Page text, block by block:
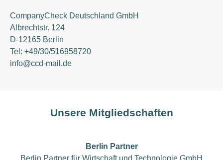
CompanyCheck Deutschland GmbH
Albrechtstr. 124
D-12165 Berlin
Tel: +49/30/516958720
info@ccd-mail.de
Unsere Mitgliedschaften
Berlin Partner
Berlin Partner für Wirtschaft und Technologie GmbH